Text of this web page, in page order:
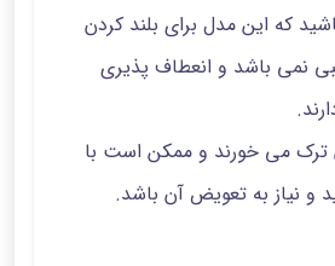
که این مدل برای بلند کردن
نمی باشد و انعطاف پذیری
ترک می خورند و ممکن است با
و نیاز به تعویض آن باشد.